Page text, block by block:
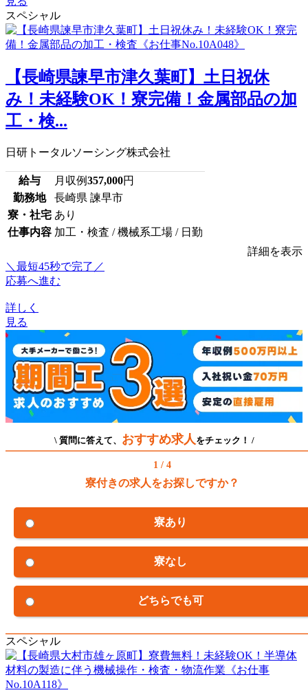
スペシャル
【長崎県諫早市津久葉町】土日祝休
み！未経験OK！寮完備！金属部品の加
工・検...
日研トータルソーシング株式会社
給与 月収例357,000円
勤務地
長崎県 諫早市
寮・社宅 あり
仕事内容 加工・検査 / 機械系工場 / 日勤
詳細を表示
＼最短45秒で完了／
応募へ進む
詳しく
見る
\ 質問に答えて、 おすすめ求人 をチェック！ /
1 / 4
寮付きの求人をお探しですか？
寮あり
寮なし
どちらでも可
スペシャル